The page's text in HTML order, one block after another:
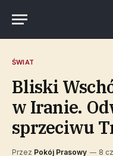
ŚWIAT
Bliski
w Iranie.
sprzeciwu
Przez Pokój Prasowy 8